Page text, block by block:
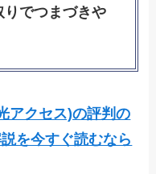
りでつまづきや
アクセス)の評判の
を今すぐ読むなら